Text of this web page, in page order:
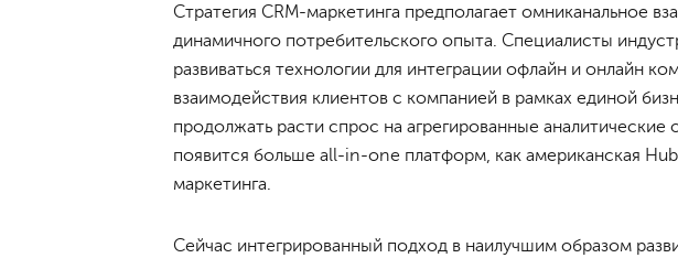
Стратегия CRM-маркетинга предполагает омниканальное
динамичного потребительского опыта. Специалисты
развиваться технологии для интеграции офлайн и онлайн
взаимодействия клиентов с компанией в рамках единой
продолжать расти спрос на агрегированные
появится больше all-in-one платформ, как американская
маркетинга.
Сейчас интегрированный подход в наилучшим образом